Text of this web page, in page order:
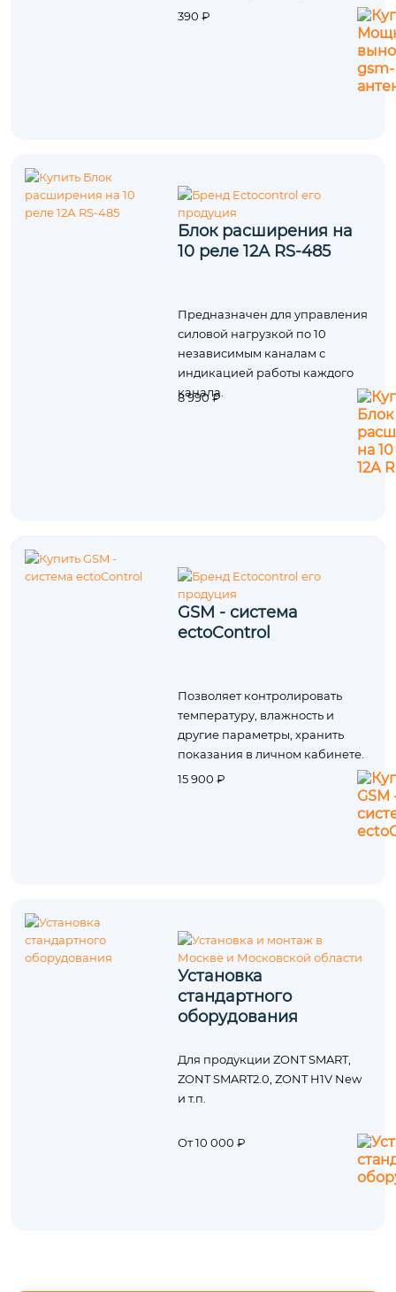
390 ₽
Блок расширения на
10 реле 12А RS-485
Предназначен для управления
силовой нагрузкой по 10
независимым каналам с
индикацией работы каждого
канала.
8 990 ₽
GSM - система
ectoControl
Позволяет контролировать
температуру, влажность и
другие параметры, хранить
показания в личном кабинете.
15 900 ₽
Установка
стандартного
оборудования
Для продукции ZONT SMART,
ZONT SMART2.0, ZONT H1V New
и т.п.
От 10 000 ₽